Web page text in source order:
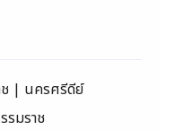
ช | นครศรีดีย์
รมราช